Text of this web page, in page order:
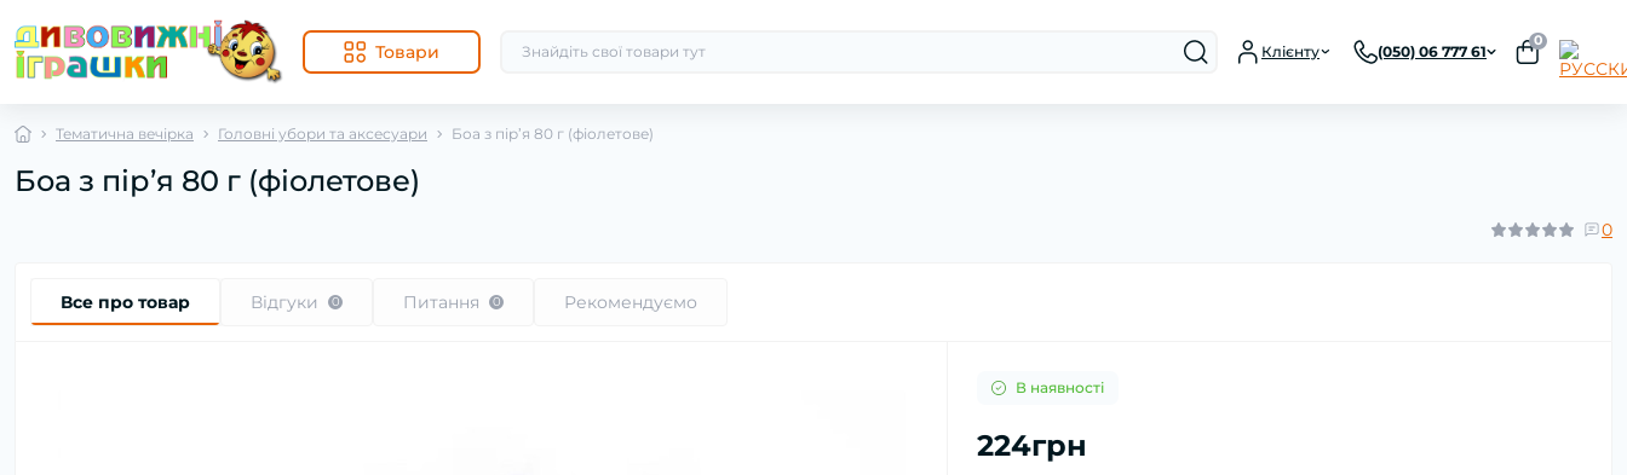
Товари Клієнту (050) 06 777 61
0
Тематична вечірка Головні убори та аксесуари Боа з пір’я 80 г (фіолетове)
Боа з пір’я 80 г (фіолетове)
0
Все про товар Відгуки 0 Питання 0 Рекомендуємо
В наявності
224грн